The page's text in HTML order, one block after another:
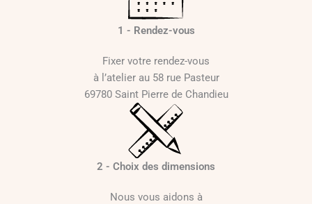
1 - Rendez-vous
Fixer votre rendez-vous
à l’atelier au 58 rue Pasteur
69780 Saint Pierre de Chandieu
2 - Choix des dimensions
Nous vous aidons à